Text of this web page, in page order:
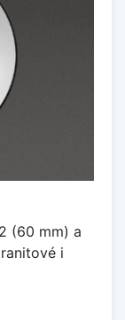
(60 mm) a
i